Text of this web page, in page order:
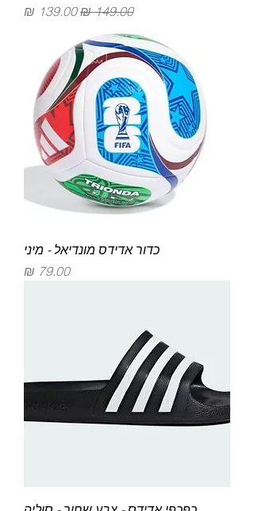
מחיר רגיל מחיר מבצע
כדור אדידס מונדיאל - מיני
מחיר